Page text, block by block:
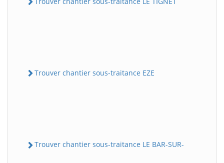
Trouver chantier sous-traitance EZE
Trouver chantier sous-traitance LE BAR-SUR-